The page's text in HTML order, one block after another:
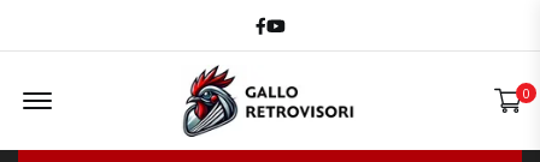
Facebook
Youtube
Offcanvas Menu Open 0